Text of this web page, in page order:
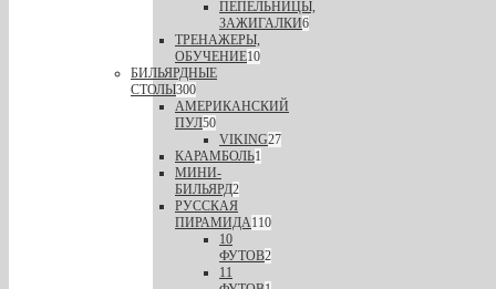
ПЕПЕЛЬНИЦЫ,
ЗАЖИГАЛКИ6
ТРЕНАЖЕРЫ,
ОБУЧЕНИЕ10
БИЛЬЯРДНЫЕ
СТОЛЫ300
АМЕРИКАНСКИЙ
ПУЛ50
VIKING27
КАРАМБОЛЬ1
МИНИ-
БИЛЬЯРД2
РУССКАЯ
ПИРАМИДА110
10
ФУТОВ2
11